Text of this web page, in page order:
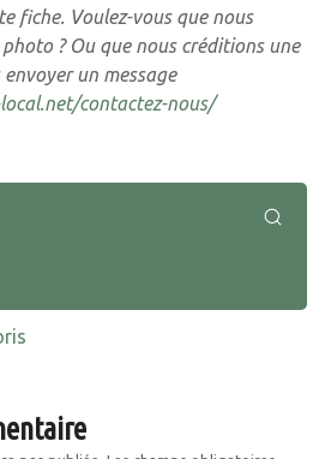
fiche. Voulez-vous que nous
? Ou que nous créditions une
envoyer un message
contactez-nous/